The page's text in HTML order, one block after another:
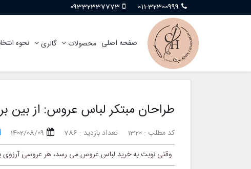
011-32300999
09332337773
صفحه اصلی محصولات گالری نحوه
طراحان مبتکر لباس عروس: از بین
کد مطلب : 1320 تعداد بازدید : 786 1402/08/09
وقتی نوبت به خرید لباس عروس می رسد، هر عروسی